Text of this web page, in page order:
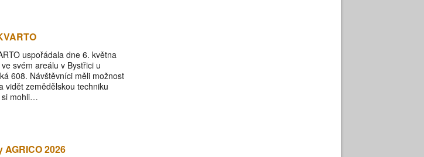
uspořádala dne 6. května
svém areálu v Bystřici u
608. Návštěvníci měli možnost
vidět zemědělskou techniku
si mohli…
2026